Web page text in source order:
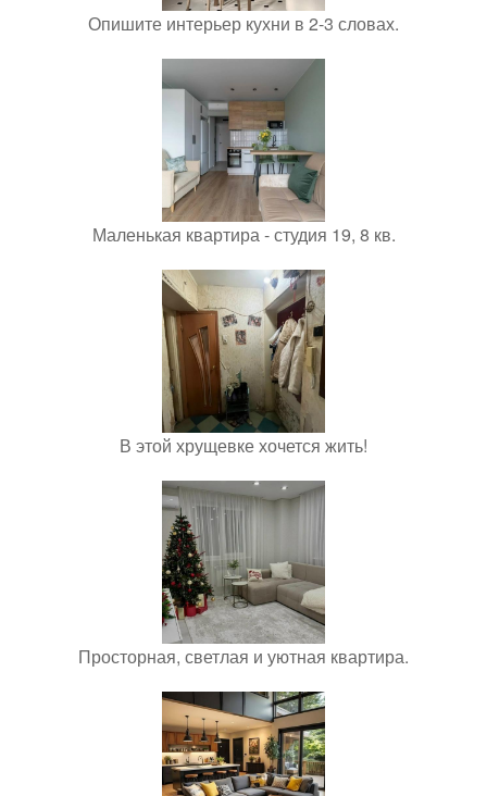
Опишите интерьер кухни в 2-3 словах.
Маленькая квартира - студия 19, 8 кв.
В этой хрущевке хочется жить!
Просторная, светлая и уютная квартира.